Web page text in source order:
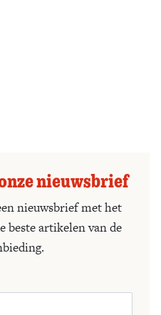
nieuwsbrief
nieuwsbrief met het
beste artikelen van de